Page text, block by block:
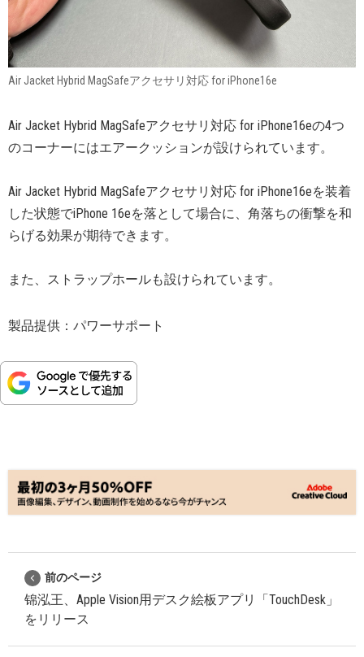
Air Jacket Hybrid MagSafeアクセサリ対応 for iPhone16e
Air Jacket Hybrid MagSafeアクセサリ対応 for iPhone16eの4つ
のコーナーにはエアークッションが設けられています。
Air Jacket Hybrid MagSafeアクセサリ対応 for iPhone16eを装着
した状態でiPhone 16eを落として場合に、角落ちの衝撃を和
らげる効果が期待できます。
また、ストラップホールも設けられています。
製品提供：パワーサポート
前のページ
锦泓王、Apple Vision用デスク絵板アプリ「TouchDesk」
をリリース